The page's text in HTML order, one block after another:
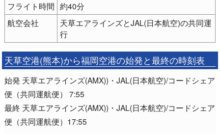
フライト時間 約40分
航空会社
天草エアラインズとJAL(日本航空)の共同運
行
天草空港(熊本)から福岡空港の始発と最終の時刻表
始発 天草エアラインズ(AMX))・JAL(日本航空)/コードシェア
便（共同運航便） 7:55
最終 天草エアラインズ(AMX))・JAL(日本航空)/コードシェア
便（共同運航便）17:55